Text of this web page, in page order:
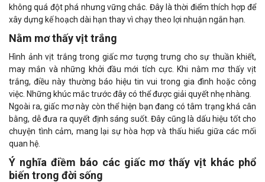
không quá đột phá nhưng vững chắc. Đây là thời điểm thích hợp để
xây dựng kế hoạch dài hạn thay vì chạy theo lợi nhuận ngắn hạn.
Nằm mơ thấy vịt trắng
Hình ảnh vịt trắng trong giấc mơ tượng trưng cho sự thuần khiết,
may mắn và những khởi đầu mới tích cực. Khi nằm mơ thấy vịt
trắng, điều này thường báo hiệu tin vui trong gia đình hoặc công
việc. Những khúc mắc trước đây có thể được giải quyết nhẹ nhàng.
Ngoài ra, giấc mơ này còn thể hiện bạn đang có tâm trạng khá cân
bằng, dễ đưa ra quyết định sáng suốt. Đây cũng là dấu hiệu tốt cho
chuyện tình cảm, mang lại sự hòa hợp và thấu hiểu giữa các mối
quan hệ.
Ý nghĩa điềm báo các giấc mơ thấy vịt khác phổ
biến trong đời sống